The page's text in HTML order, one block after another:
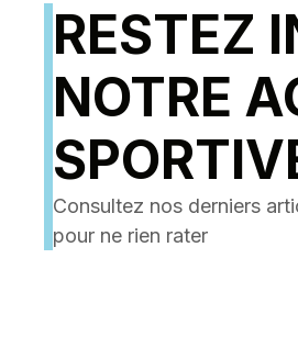
RESTEZ
NOTRE
Consultez nos derniers
pour ne rien rater